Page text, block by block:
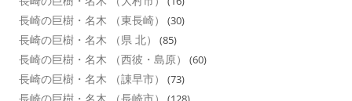
長崎の巨樹・名木 （東長崎） (30)
長崎の巨樹・名木 （県 北） (85)
長崎の巨樹・名木 （西彼・島原） (60)
長崎の巨樹・名木 （諌早市） (73)